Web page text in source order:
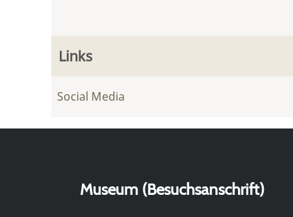
Links
Social Media
Museum (Besuchsanschrift)